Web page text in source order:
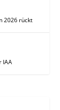
2026 rückt
IAA